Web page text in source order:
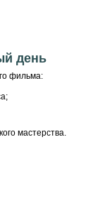
день
фильма:
мастерства.